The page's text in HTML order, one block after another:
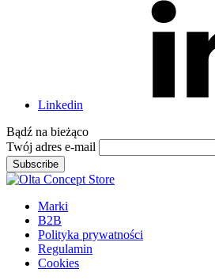
Linkedin
Bądź na bieżąco
Twój adres e-mail
Subscribe
Marki
B2B
Polityka prywatności
Regulamin
Cookies